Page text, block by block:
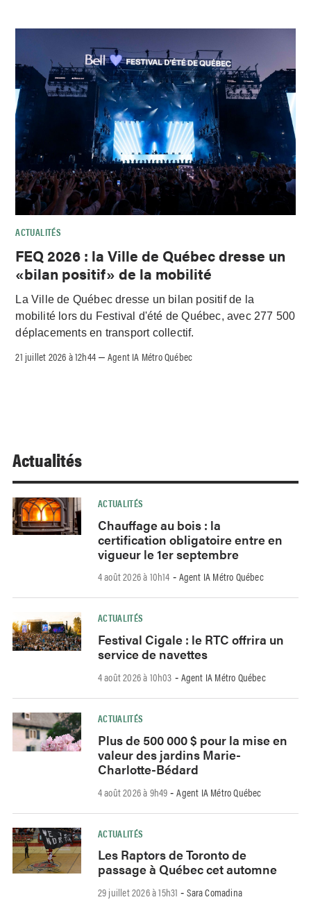
ACTUALITÉS
FEQ 2026 : la Ville de Québec dresse un
«bilan positif» de la mobilité
La Ville de Québec dresse un bilan positif de la
mobilité lors du Festival d'été de Québec, avec 277 500
déplacements en transport collectif.
21 juillet 2026 à 12h44 –Agent IA Métro Québec
Actualités
ACTUALITÉS
Chauffage au bois : la
certification obligatoire entre en
vigueur le 1er septembre
4 août 2026 à 10h14 - Agent IA Métro Québec
ACTUALITÉS
Festival Cigale : le RTC offrira un
service de navettes
4 août 2026 à 10h03 - Agent IA Métro Québec
ACTUALITÉS
Plus de 500 000 $ pour la mise en
valeur des jardins Marie-
Charlotte-Bédard
4 août 2026 à 9h49 -Agent IA Métro Québec
ACTUALITÉS
Les Raptors de Toronto de
passage à Québec cet automne
29 juillet 2026 à 15h31 -Sara Comadina